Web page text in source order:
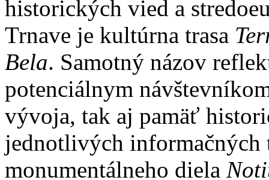
historických vied a
Trnave je kultúrna trasa
Bela. Samotný názov
potenciálnym
vývoja, tak aj pamäť
jednotlivých
monumentálneho diela